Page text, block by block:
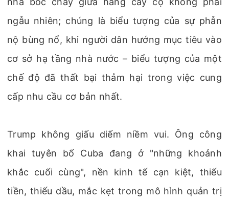
ngẫu nhiên; chúng là biểu tượng của sự phẫn
nộ bùng nổ, khi người dân hướng mục tiêu vào
cơ sở hạ tầng nhà nước – biểu tượng của một
chế độ đã thất bại thảm hại trong việc cung
cấp nhu cầu cơ bản nhất.
Trump không giấu diếm niềm vui. Ông công
khai tuyên bố Cuba đang ở "những khoảnh
khắc cuối cùng", nền kinh tế cạn kiệt, thiếu
tiền, thiếu dầu, mắc kẹt trong mô hình quản trị